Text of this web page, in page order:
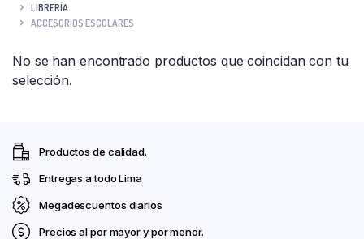
LIBRERÍA
ACCESORIOS ESCOLARES
No se han encontrado productos que coincidan con tu
selección.
Productos de calidad.
Entregas a todo Lima
Megadescuentos diarios
Precios al por mayor y por menor.